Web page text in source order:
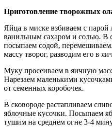
Приготовление творожных
Яйца в миске взбиваем с парой
ванильным сахаром и солью. В
посыпаем содой,
массу творог, разводим его в
Муку просеиваем в яичную
Нарезаем маленькими
от семенных коробочек.
В сковороде растапливаем
яблочные кусочки. Посыпаем
тушим на среднем огне 3-4